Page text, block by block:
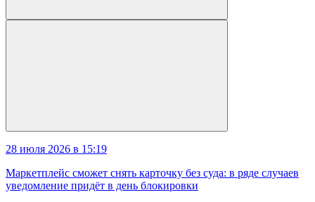
28 июля 2026 в 15:19
Маркетплейс сможет снять карточку без суда: в ряде случаев
уведомление придёт в день блокировки